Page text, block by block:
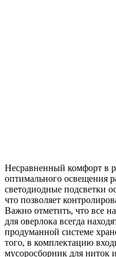
Несравненный комфорт в
оптимального освещения
светодиодные подсветки
что позволяет
Важно отметить, что все
для оверлока всегда
продуманной системе
того, в комплектацию
мусоросборник для ниток